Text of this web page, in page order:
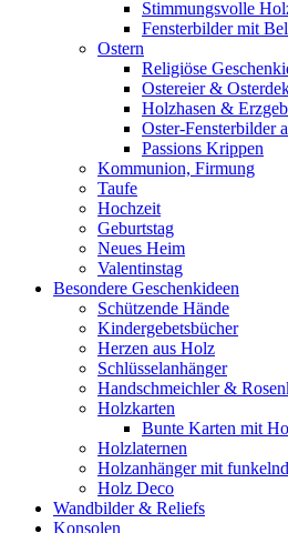
Stimmungsvolle
Fensterbilder mit
Ostern
Religiöse
Ostereier &
Holzhasen &
Oster-Fensterbilder
Passions Krippen
Kommunion, Firmung
Taufe
Hochzeit
Geburtstag
Neues Heim
Valentinstag
Besondere Geschenkideen
Schützende Hände
Kindergebetsbücher
Herzen aus Holz
Schlüsselanhänger
Handschmeichler &
Holzkarten
Bunte Karten mit
Holzlaternen
Holzanhänger mit
Holz Deco
Wandbilder & Reliefs
Konsolen